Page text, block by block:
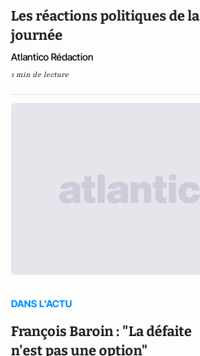
Les réactions politiques de la
journée
Atlantico Rédaction
1 min de lecture
DANS L'ACTU
François Baroin : "La défaite
n'est pas une option"